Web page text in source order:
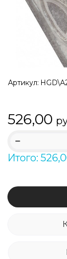
Артикул:
526,00
Итого: